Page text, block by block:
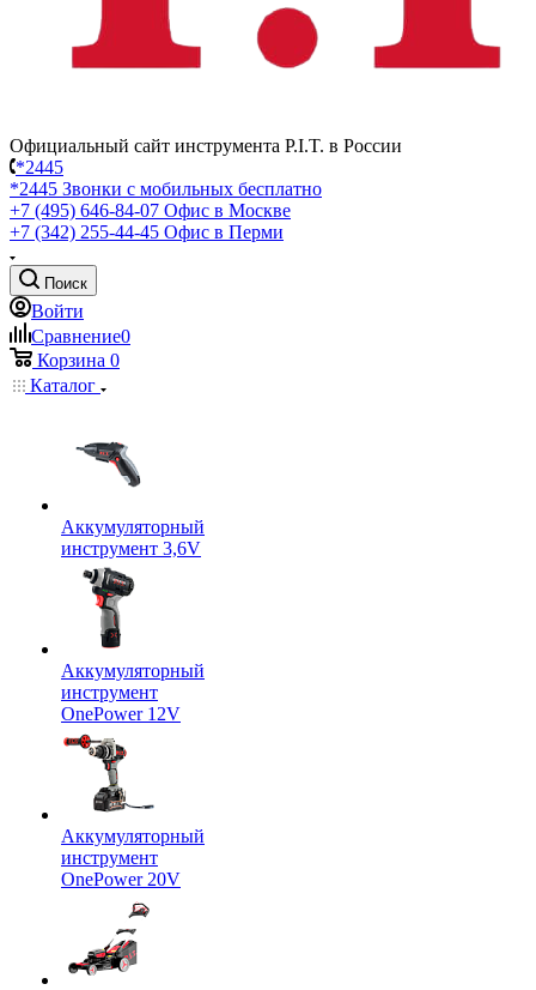
Официальный сайт инструмента P.I.T. в России
*2445
*2445 Звонки с мобильных бесплатно
+7 (495) 646-84-07 Офис в Москве
+7 (342) 255-44-45 Офис в Перми
Поиск
Войти
Сравнение0
Корзина 0
Каталог
Аккумуляторный
инструмент 3,6V
Аккумуляторный
инструмент
OnePower 12V
Аккумуляторный
инструмент
OnePower 20V